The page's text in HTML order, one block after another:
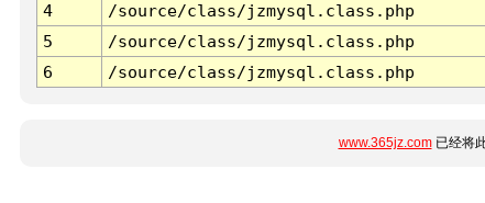
4
/source/class/jzmysql.class.php
5
/source/class/jzmysql.class.php
6
/source/class/jzmysql.class.php
www.365jz.com已经将